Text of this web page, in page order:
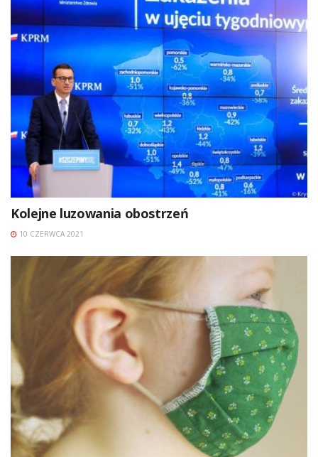
Kolejne luzowania obostrzeń
10 CZERWCA 2021